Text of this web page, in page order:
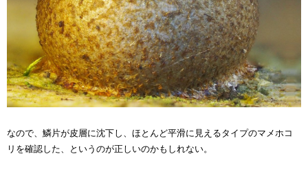
なので、鱗片が皮層に沈下し、ほとんど平滑に見えるタイプのマメホコ
リを確認した、というのが正しいのかもしれない。